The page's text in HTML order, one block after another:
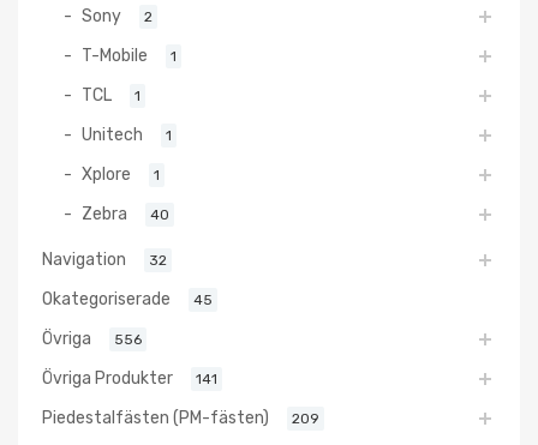
Sony 2
T-Mobile 1
TCL 1
Unitech 1
Xplore 1
Zebra 40
Navigation 32
Okategoriserade 45
Övriga 556
Övriga Produkter 141
Piedestalfästen (PM-fästen) 209